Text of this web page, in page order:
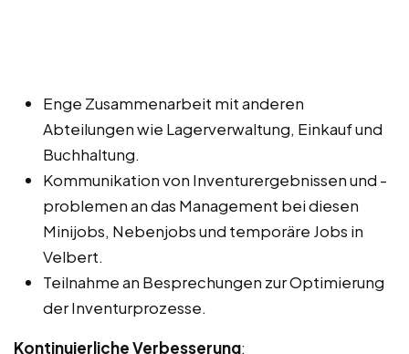
Enge Zusammenarbeit mit anderen
Abteilungen wie Lagerverwaltung, Einkauf und
Buchhaltung.
Kommunikation von Inventurergebnissen und -
problemen an das Management bei diesen
Minijobs, Nebenjobs und temporäre Jobs in
Velbert.
Teilnahme an Besprechungen zur Optimierung
der Inventurprozesse.
Kontinuierliche Verbesserung: